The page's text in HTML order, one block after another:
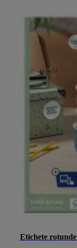
Etichete rotunde